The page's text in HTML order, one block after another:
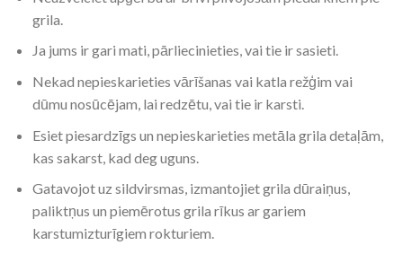
grila.
Ja jums ir gari mati, pārliecinieties, vai tie ir sasieti.
Nekad nepieskarieties vārīšanas vai katla režģim vai
dūmu nosūcējam, lai redzētu, vai tie ir karsti.
Esiet piesardzīgs un nepieskarieties metāla grila detaļām,
kas sakarst, kad deg uguns.
Gatavojot uz sildvirsmas, izmantojiet grila dūraiņus,
paliktņus un piemērotus grila rīkus ar gariem
karstumizturīgiem rokturiem.